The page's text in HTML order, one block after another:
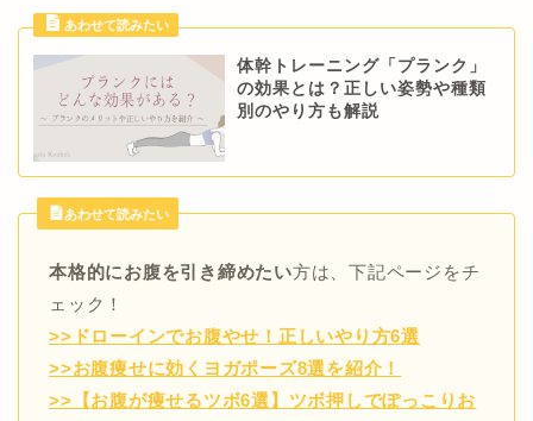
体幹トレーニング「プランク」
の効果とは？正しい姿勢や種類
別のやり方も解説
あわせて読みたい
本格的にお腹を引き締めたい方は、下記ページをチ
ェック！
>>ドローインでお腹やせ！正しいやり方6選
>>お腹痩せに効くヨガポーズ8選を紹介！
>>【お腹が痩せるツボ6選】ツボ押しでぽっこりお